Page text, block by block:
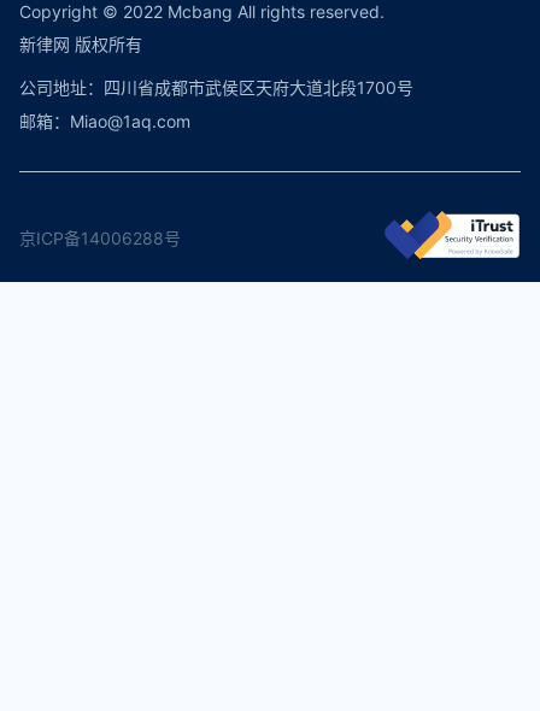
Copyright © 2022 Mcbang All rights reserved.
新律网 版权所有
公司地址：四川省成都市武侯区天府大道北段1700号
邮箱：Miao@1aq.com
京ICP备14006288号